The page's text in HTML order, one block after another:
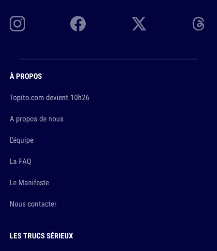
À PROPOS
Topito.com devient 10h26
A propos de nous
L'équipe
La FAQ
Le Manifeste
Nous contacter
LES TRUCS SÉRIEUX